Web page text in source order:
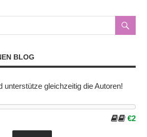
BLOG
unterstütze gleichzeitig die Autoren!
€2